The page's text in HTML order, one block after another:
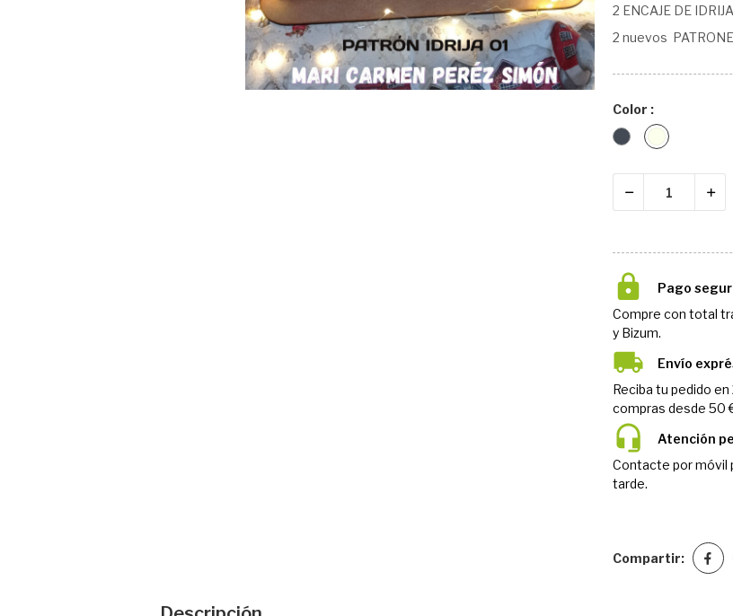
2 ENCAJE DE IDRIJA
2 nuevos
Color :
NegroNatural
Pago
Compre con total
y Bizum.
Envío
Reciba tu pedido
compras desde 50
Atención
Contacte por móvil
tarde.
Compartir: